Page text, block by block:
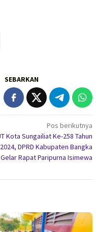
SEBARKAN
Pos berikutnya
Kota Sungailiat Ke-258 Tahun
2024, DPRD Kabupaten Bangka
Gelar Rapat Paripurna Isimewa